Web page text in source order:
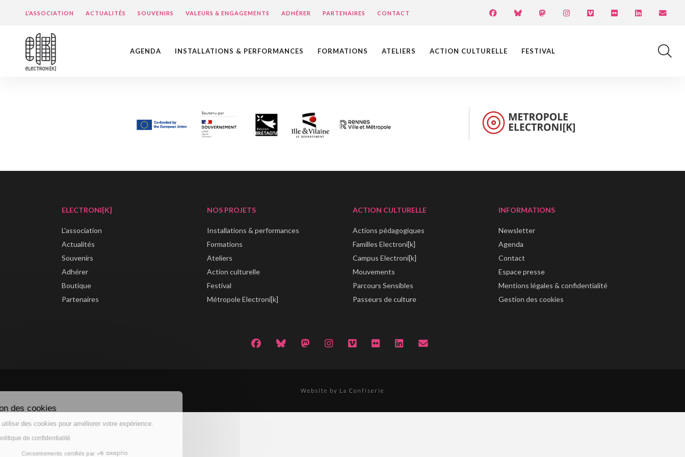
L’ASSOCIATION ACTUALITÉS SOUVENIRS VALEURS & ENGAGEMENTS ADHÉRER PARTENAIRES CONTACT
AGENDA INSTALLATIONS & PERFORMANCES FORMATIONS ATELIERS ACTION CULTURELLE FESTIVAL
ELECTRONI[K]
L'association
Actualités
Souvenirs
Adhérer
Boutique
Partenaires
NOS PROJETS
Installations & performances
Formations
Ateliers
Action culturelle
Festival
Métropole Electroni[k]
ACTION CULTURELLE
Actions pédagogiques
Familles Electroni[k]
Campus Electroni[k]
Mouvements
Parcours Sensibles
Passeurs de culture
INFORMATIONS
Newsletter
Agenda
Contact
Espace presse
Mentions légales & confidentialité
Gestion des cookies
Website by La Confiserie
Gestion des cookies
Ce site utilise des cookies pour améliorer votre expérience.
Lire la politique de confidentialité
Consentements certifiés par